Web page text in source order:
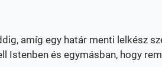
amíg egy határ menti lelkész
Istenben és egymásban, hogy